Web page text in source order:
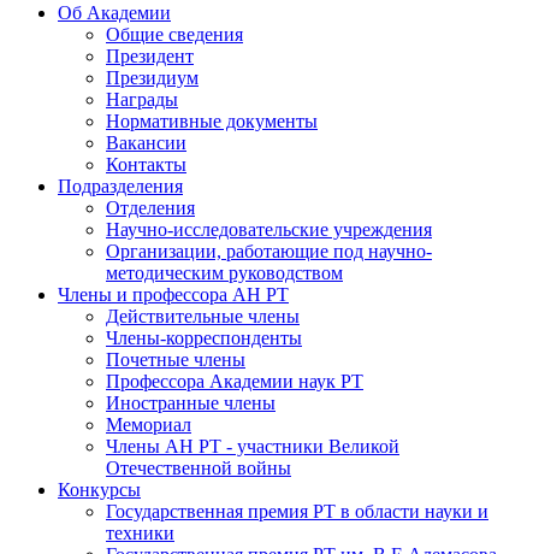
Об Академии
Общие сведения
Президент
Президиум
Награды
Нормативные документы
Вакансии
Контакты
Подразделения
Отделения
Научно-исследовательские учреждения
Организации, работающие под научно-
методическим руководством
Члены и профессора АН РТ
Действительные члены
Члены-корреспонденты
Почетные члены
Профессора Академии наук РТ
Иностранные члены
Мемориал
Члены АН РТ - участники Великой
Отечественной войны
Конкурсы
Государственная премия РТ в области науки и
техники